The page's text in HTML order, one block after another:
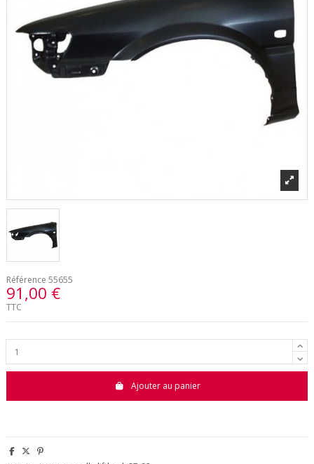
Référence 55655
91,00 €
TTC
Ajouter au panier